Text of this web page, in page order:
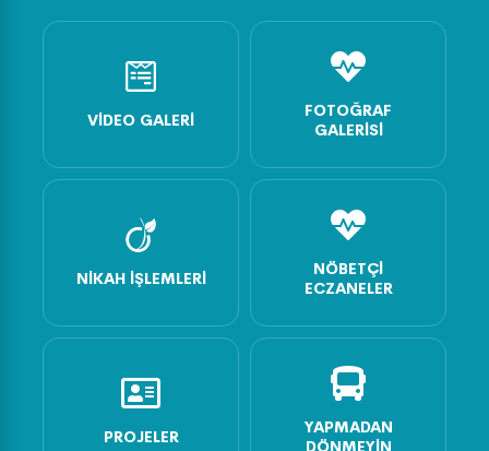
VIDEO GALERI
FOTOĞRAF
GALERISI
NIKAH İŞLEMLERI
NÖBETÇI
ECZANELER
PROJELER
YAPMADAN
DÖNMEYIN